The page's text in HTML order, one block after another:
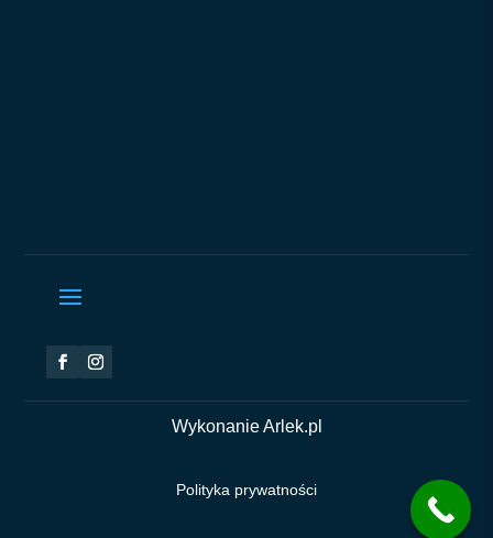
Wykonanie Arlek.pl
Polityka prywatności